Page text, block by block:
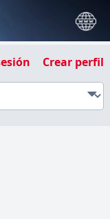
Crear perfil